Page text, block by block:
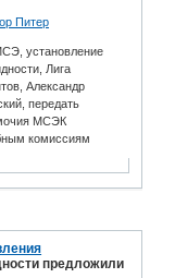
Питер
установление
Лига
Александр
передать
МСЭК
комиссиям
предложили